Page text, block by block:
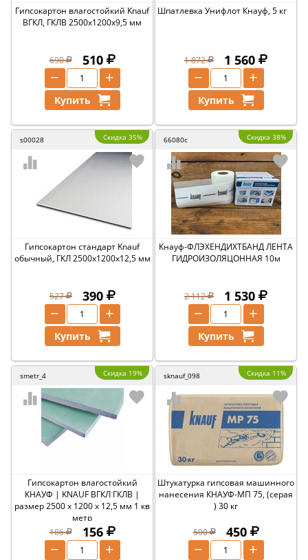
Гипсокартон влагостойкий Knauf
ВГКЛ, ГКЛВ 2500х1200х9,5 мм
690 510
+
−
Купить
Шпатлевка Унифлот Кнауф, 5 кг
1 872 1 560
+
−
Купить
s00028 Скидка 35%
Гипсокартон стандарт Knauf
обычный, ГКЛ 2500х1200х12,5 мм
527 390
+
−
Купить
66080c Скидка 38%
Кнауф-ФЛЭХЕНДИХТБАНД ЛЕНТА
ГИДРОИЗОЛЯЦОННАЯ 10м
2 112 1 530
+
−
Купить
smetr_4 Скидка 19%
Гипсокартон влагостойкий
КНАУФ | KNAUF ВГКЛ ГКЛВ |
размер 2500 х 1200 х 12,5 мм 1 кв
метр
186
156
+
−
sknauf_098 Скидка 11%
Штукатурка гипсовая машинного
нанесения КНАУФ-МП 75, (серая
) 30 кг
500 450
+
−